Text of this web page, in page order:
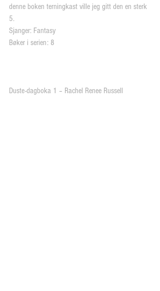
denne boken terningkast ville jeg gitt den en sterk
5.
Sjanger: Fantasy
Bøker i serien: 8
Duste-dagboka 1 – Rachel Renee Russell